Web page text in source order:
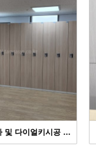
및 다이얼키시공 …